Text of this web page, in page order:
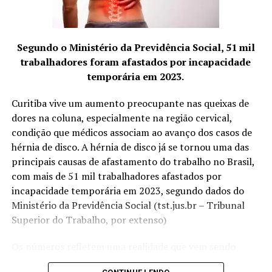
Entre os principais resultados da concessionária está a
redução de 16% na captação de água de poço na loja de
São José dos Pinhais (PR) após a implantação de um
sistema de reuso na oficina. A iniciativa utiliza uma
estação própria de tratamento de efluentes para tratar
a água utilizada nos processos operacionais e reutilizá-la
na lavagem de veículos, reduzindo o consumo de
recursos naturais.
“Quando falamos em sustentabilidade, precisamos falar
sobre ações práticas e resultados concretos. O reuso da
água mostra que é possível unir eficiência operacional,
preservação ambiental e responsabilidade com as
comunidades onde estamos inseridos. Nosso cuidado
Segundo o Ministério da Previdência Social, 51 mil
trabalhadores foram afastados por incapacidade
temporária em 2023.
Curitiba vive um aumento preocupante nas queixas de
dores na coluna, especialmente na região cervical,
condição que médicos associam ao avanço dos casos de
hérnia de disco. A hérnia de disco já se tornou uma das
principais causas de afastamento do trabalho no Brasil,
com mais de 51 mil trabalhadores afastados por
incapacidade temporária em 2023, segundo dados do
Ministério da Previdência Social (tst.jus.br – Tribunal
Superior do Trabalho, por extenso)
confirmada também em Curitiba e no Paraná, onde 10,7